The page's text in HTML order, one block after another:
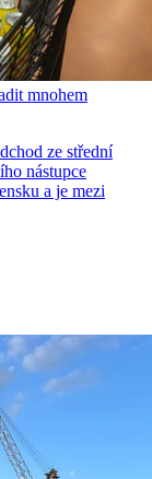
mnohem
ze střední
nástupce
a je mezi